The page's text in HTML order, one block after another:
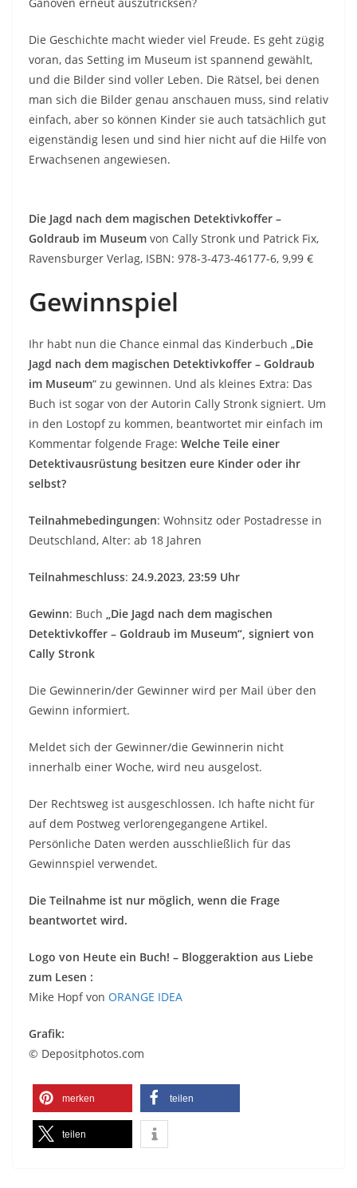
Die Geschichte macht wieder viel Freude. Es geht zügig
voran, das Setting im Museum ist spannend gewählt,
und die Bilder sind voller Leben. Die Rätsel, bei denen
man sich die Bilder genau anschauen muss, sind relativ
einfach, aber so können Kinder sie auch tatsächlich gut
eigenständig lesen und sind hier nicht auf die Hilfe von
Erwachsenen angewiesen.
Die Jagd nach dem magischen Detektivkoffer –
Goldraub im Museum von Cally Stronk und Patrick Fix,
Ravensburger Verlag, ISBN: 978-3-473-46177-6, 9,99 €
Gewinnspiel
Ihr habt nun die Chance einmal das Kinderbuch „Die
Jagd nach dem magischen Detektivkoffer – Goldraub
im Museum“ zu gewinnen. Und als kleines Extra: Das
Buch ist sogar von der Autorin Cally Stronk signiert. Um
in den Lostopf zu kommen, beantwortet mir einfach im
Kommentar folgende Frage: Welche Teile einer
Detektivausrüstung besitzen eure Kinder oder ihr
selbst?
Teilnahmebedingungen: Wohnsitz oder Postadresse in
Deutschland, Alter: ab 18 Jahren
Teilnahmeschluss: 24.9.2023, 23:59 Uhr
Gewinn: Buch „Die Jagd nach dem magischen
Detektivkoffer – Goldraub im Museum“, signiert von
Cally Stronk
Die Gewinnerin/der Gewinner wird per Mail über den
Gewinn informiert.
Meldet sich der Gewinner/die Gewinnerin nicht
innerhalb einer Woche, wird neu ausgelost.
Der Rechtsweg ist ausgeschlossen. Ich hafte nicht für
auf dem Postweg verlorengegangene Artikel.
Persönliche Daten werden ausschließlich für das
Gewinnspiel verwendet.
Die Teilnahme ist nur möglich, wenn die Frage
beantwortet wird.
Logo von Heute ein Buch! – Bloggeraktion aus Liebe
zum Lesen :
Mike Hopf von ORANGE IDEA
Grafik:
© Depositphotos.com
merken teilen
teilen